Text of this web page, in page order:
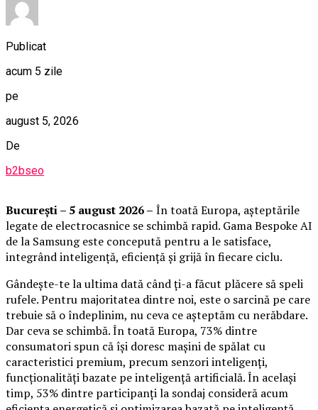
Publicat
acum 5 zile
pe
august 5, 2026
De
b2bseo
București – 5 august 2026 – În toată Europa, așteptările
legate de electrocasnice se schimbă rapid. Gama Bespoke AI
de la Samsung este concepută pentru a le satisface,
integrând inteligență, eficiență și grijă în fiecare ciclu.
Gândește-te la ultima dată când ți-a făcut plăcere să speli
rufele. Pentru majoritatea dintre noi, este o sarcină pe care
trebuie să o îndeplinim, nu ceva ce așteptăm cu nerăbdare.
Dar ceva se schimbă. În toată Europa, 73% dintre
consumatori spun că își doresc mașini de spălat cu
caracteristici premium, precum senzori inteligenți,
funcționalități bazate pe inteligență artificială. În același
timp, 53% dintre participanți la sondaj consideră acum